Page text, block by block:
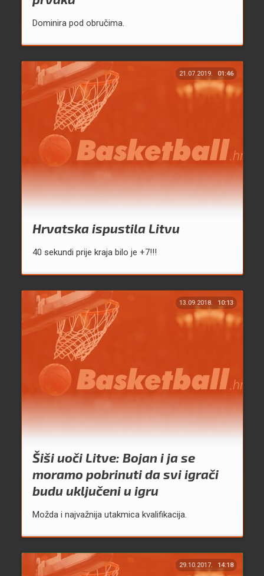
Dominira pod obručima.
21.07.2019. 01:46
Hrvatska ispustila Litvu
40 sekundi prije kraja bilo je +7!!!
13.09.2018. 10:13
Šiši uoči Litve: Bojan i ja se
moramo pobrinuti da svi igrači
budu uključeni u igru
Možda i najvažnija utakmica kvalifikacija.
29.10.2017. 14:18